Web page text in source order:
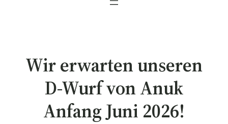
Wir erwarten unseren
D-Wurf von Anuk
Anfang Juni 2026!